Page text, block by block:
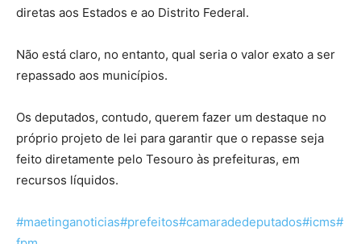
diretas aos Estados e ao Distrito Federal.
Não está claro, no entanto, qual seria o valor exato a ser
repassado aos municípios.
Os deputados, contudo, querem fazer um destaque no
próprio projeto de lei para garantir que o repasse seja
feito diretamente pelo Tesouro às prefeituras, em
recursos líquidos.
#maetinganoticias#prefeitos#camaradedeputados#icms#